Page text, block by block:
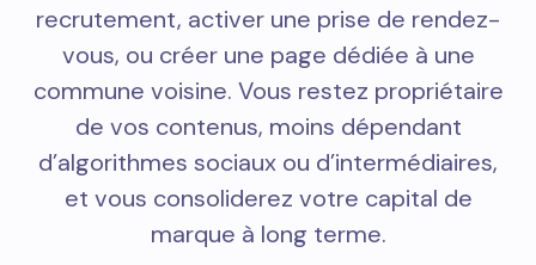
recrutement, activer une prise de rendez-
vous, ou créer une page dédiée à une
commune voisine. Vous restez propriétaire
de vos contenus, moins dépendant
d’algorithmes sociaux ou d’intermédiaires,
et vous consoliderez votre capital de
marque à long terme.